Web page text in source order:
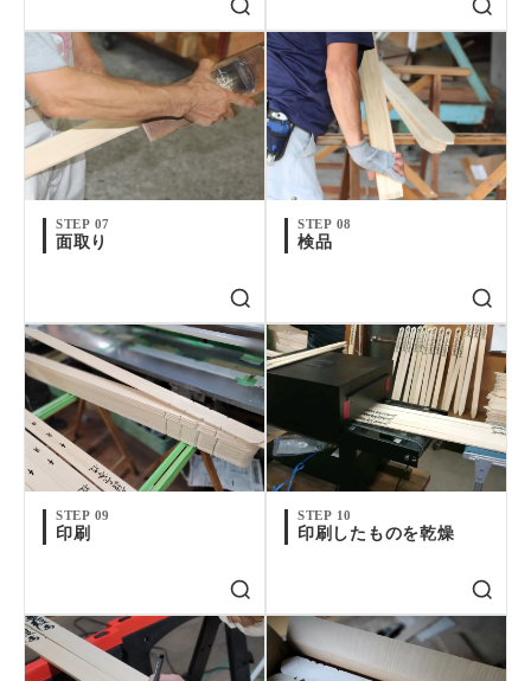
STEP 07
面取り
STEP 08
検品
STEP 09
印刷
STEP 10
印刷したものを乾燥